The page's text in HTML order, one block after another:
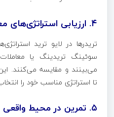
۴. ارزیابی استراتژی‌های معاملاتی
تریدرها در لایو ترید
سوئینگ تریدینگ یا
می‌بینند و مقایسه می‌کنند.
تا استراتژی مناسب خود را
۵. تمرین در محیط واقعی